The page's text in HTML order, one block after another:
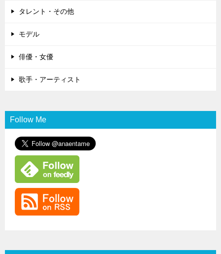
タレント・その他
モデル
俳優・女優
歌手・アーティスト
Follow Me